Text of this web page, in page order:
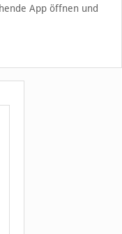
App öffnen und